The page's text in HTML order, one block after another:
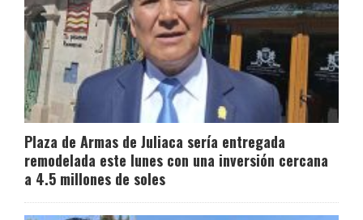
Plaza de Armas de Juliaca sería entregada
remodelada este lunes con una inversión cercana
a 4.5 millones de soles